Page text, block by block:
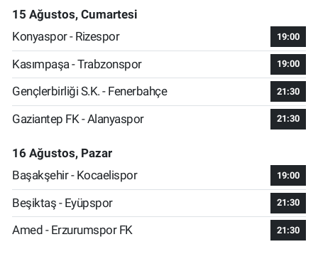
15 Ağustos, Cumartesi
Konyaspor - Rizespor
19:00
Kasımpaşa - Trabzonspor 19:00
Gençlerbirliği S.K. - Fenerbahçe 21:30
Gaziantep FK - Alanyaspor 21:30
16 Ağustos, Pazar
Başakşehir - Kocaelispor
19:00
Beşiktaş - Eyüpspor 21:30
Amed - Erzurumspor FK 21:30